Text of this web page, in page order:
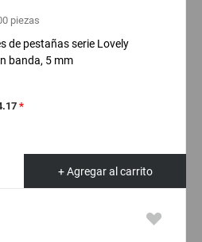
piezas
de pestañas serie Lovely
banda, 5 mm
*
+ Agregar al carrito